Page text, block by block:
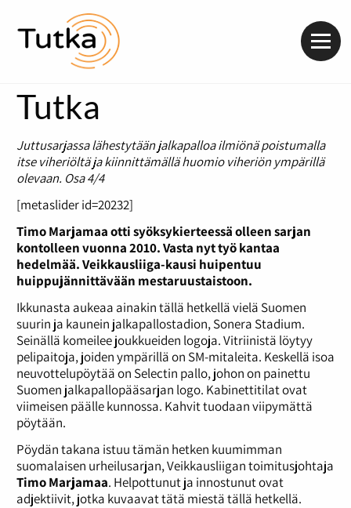
Tutka
Juttusarjassa lähestytään jalkapalloa ilmiönä poistumalla
itse viheriöltä ja kiinnittämällä huomio viheriön ympärillä
olevaan. Osa 4/4
[metaslider id=20232]
Timo Marjamaa otti syöksykierteessä olleen sarjan
kontolleen vuonna 2010. Vasta nyt työ kantaa
hedelmää. Veikkausliiga-kausi huipentuu
huippujännittävään mestaruustaistoon.
Ikkunasta aukeaa ainakin tällä hetkellä vielä Suomen
suurin ja kaunein jalkapallostadion, Sonera Stadium.
Seinällä komeilee joukkueiden logoja. Vitriinistä löytyy
pelipaitoja, joiden ympärillä on SM-mitaleita. Keskellä isoa
neuvottelupöytää on Selectin pallo, johon on painettu
Suomen jalkapallopääsarjan logo. Kabinettitilat ovat
viimeisen päälle kunnossa. Kahvit tuodaan viipymättä
pöytään.
Pöydän takana istuu tämän hetken kuumimman
suomalaisen urheilusarjan, Veikkausliigan toimitusjohtaja
Timo Marjamaa. Helpottunut ja innostunut ovat
adjektiivit, jotka kuvaavat tätä miestä tällä hetkellä.